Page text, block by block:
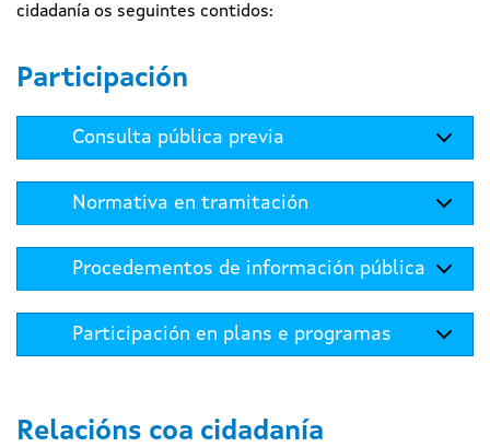
cidadanía os seguintes contidos:
Participación
Consulta pública previa
Normativa en tramitación
Procedementos de información pública
Participación en plans e programas
Relacións coa cidadanía